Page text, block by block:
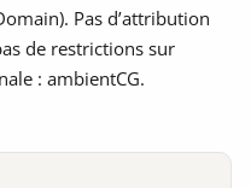
Pas d’attribution
de restrictions sur
: ambientCG.